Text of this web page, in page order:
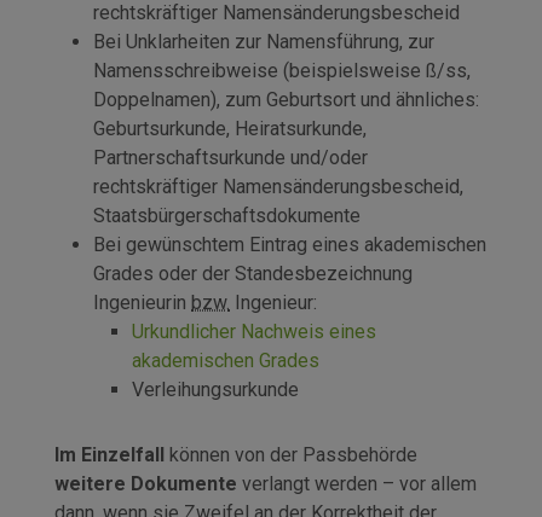
rechtskräftiger Namensänderungsbescheid
Bei Unklarheiten zur Namensführung, zur
Namensschreibweise (beispielsweise ß/ss,
Doppelnamen), zum Geburtsort und ähnliches:
Geburtsurkunde, Heiratsurkunde,
Partnerschaftsurkunde und/oder
rechtskräftiger Namensänderungsbescheid,
Staatsbürgerschaftsdokumente
Bei gewünschtem Eintrag eines akademischen
Grades oder der Standesbezeichnung
Ingenieurin bzw. Ingenieur:
Urkundlicher Nachweis eines
akademischen Grades
Verleihungsurkunde
Im Einzelfall können von der Passbehörde
weitere Dokumente verlangt werden – vor allem